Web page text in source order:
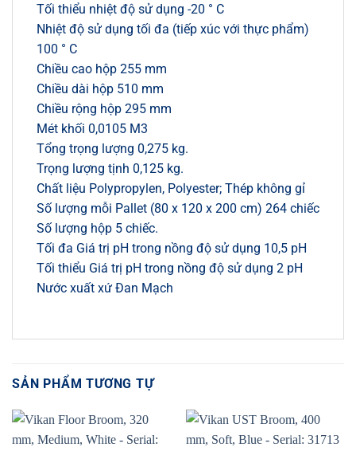
Tối thiểu nhiệt độ sử dụng -20 ° C
Nhiệt độ sử dụng tối đa (tiếp xúc với thực phẩm)
100 ° C
Chiều cao hộp 255 mm
Chiều dài hộp 510 mm
Chiều rộng hộp 295 mm
Mét khối 0,0105 M3
Tổng trọng lượng 0,275 kg.
Trọng lượng tịnh 0,125 kg.
Chất liệu Polypropylen, Polyester; Thép không gỉ
Số lượng mỗi Pallet (80 x 120 x 200 cm) 264 chiếc
Số lượng hộp 5 chiếc.
Tối đa Giá trị pH trong nồng độ sử dụng 10,5 pH
Tối thiểu Giá trị pH trong nồng độ sử dụng 2 pH
Nước xuất xứ Đan Mạch
SẢN PHẨM TƯƠNG TỰ